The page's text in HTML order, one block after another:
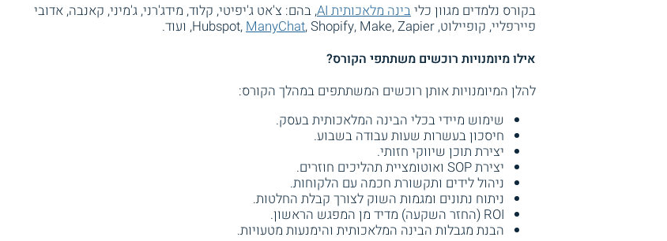
בקורס נלמדים מגוון כליבינה מלאכותית AI , בהם: צ'אט ג'יפיטי, קלוד, מידג'רני, ג'מיני, קאנבה, אדובי
פיירפליי, קופיילוט, Hubspot,
ManyChat, Shopify, Make, Zapier, ועוד.
אילו מיומנויות רוכשים משתתפי הקורס?
להלן המיומנויות אותן רוכשים המשתתפים במהלך הקורס:
שימוש מיידי בכלי הבינה המלאכותית בעסק.
חיסכון בעשרות שעות עבודה בשבוע.
יצירת תוכן שיווקי חזותי.
יצירת SOP ואוטומציית תהליכים חוזרים.
ניהול לידים ותקשורת חכמה עם הלקוחות.
ניתוח נתונים ומגמות השוק לצורך קבלת החלטות.
ROI (החזר השקעה) מדיד מן המפגש הראשון.
הבנת מגבלות הבינה המלאכותית והימנעות מטעויות.